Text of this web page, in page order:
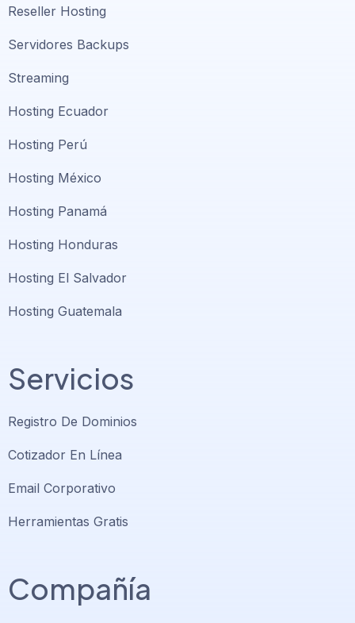
Reseller Hosting
Servidores Backups
Streaming
Hosting Ecuador
Hosting Perú
Hosting México
Hosting Panamá
Hosting Honduras
Hosting El Salvador
Hosting Guatemala
Servicios
Registro De Dominios
Cotizador En Línea
Email Corporativo
Herramientas Gratis
Compañía